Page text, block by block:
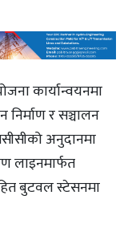
कार्यान्वयनमा
र सञ्चालन
अनुदानमा
लाइनमार्फत
बुटवल स्टेसनमा